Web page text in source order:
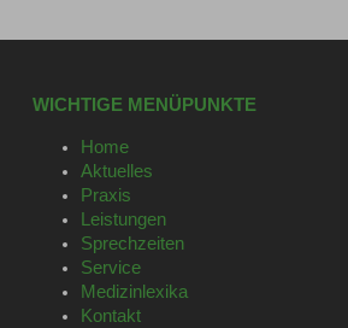
WICHTIGE MENÜPUNKTE
Home
Aktuelles
Praxis
Leistungen
Sprechzeiten
Service
Medizinlexika
Kontakt